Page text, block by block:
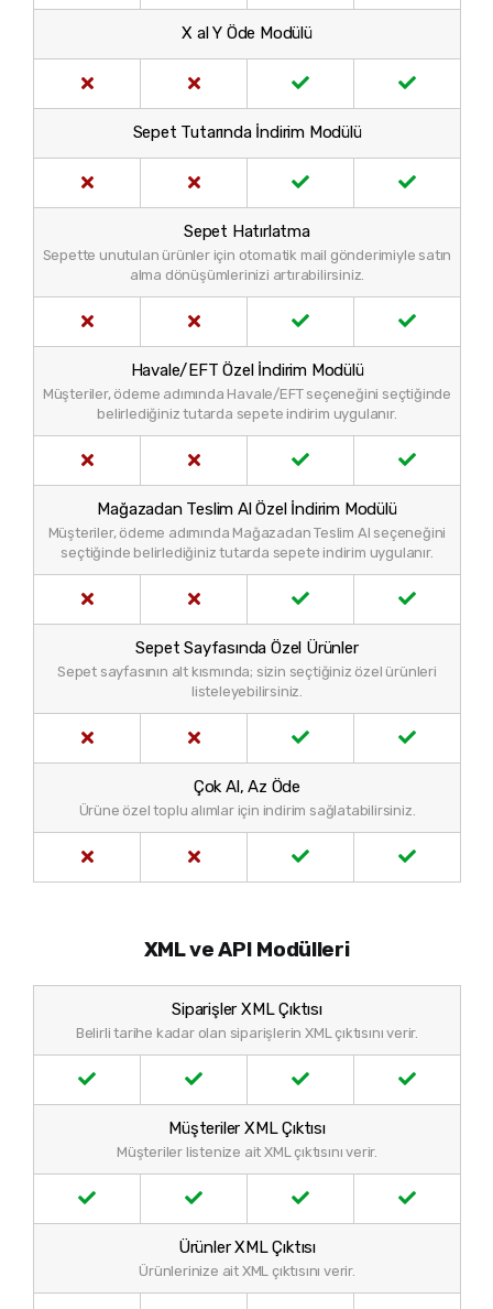
X al Y Öde Modülü
Sepet Tutarında İndirim Modülü
Sepet Hatırlatma
Sepette unutulan ürünler için otomatik mail gönderimiyle satın
alma dönüşümlerinizi artırabilirsiniz.
Havale/EFT Özel İndirim Modülü
Müşteriler, ödeme adımında Havale/EFT seçeneğini seçtiğinde
belirlediğiniz tutarda sepete indirim uygulanır.
Mağazadan Teslim Al Özel İndirim Modülü
Müşteriler, ödeme adımında Mağazadan Teslim Al seçeneğini
seçtiğinde belirlediğiniz tutarda sepete indirim uygulanır.
Sepet Sayfasında Özel Ürünler
Sepet sayfasının alt kısmında; sizin seçtiğiniz özel ürünleri
listeleyebilirsiniz.
Çok Al, Az Öde
Ürüne özel toplu alımlar için indirim sağlatabilirsiniz.
XML ve API Modülleri
Siparişler XML Çıktısı
Belirli tarihe kadar olan siparişlerin XML çıktısını verir.
Müşteriler XML Çıktısı
Müşteriler listenize ait XML çıktısını verir.
Ürünler XML Çıktısı
Ürünlerinize ait XML çıktısını verir.